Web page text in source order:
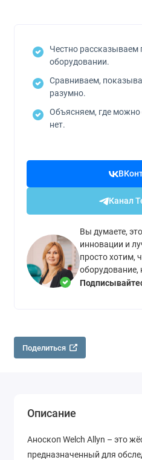
Честно рассказываем
оборудовании.
Сравниваем,
разумно.
Объясняем, где можно
нет.
Канал
Вы думаете,
инновации и
просто хотим,
оборудование,
Поделиться
Описание
Аноскоп Welch Allyn – это
предназначенный для